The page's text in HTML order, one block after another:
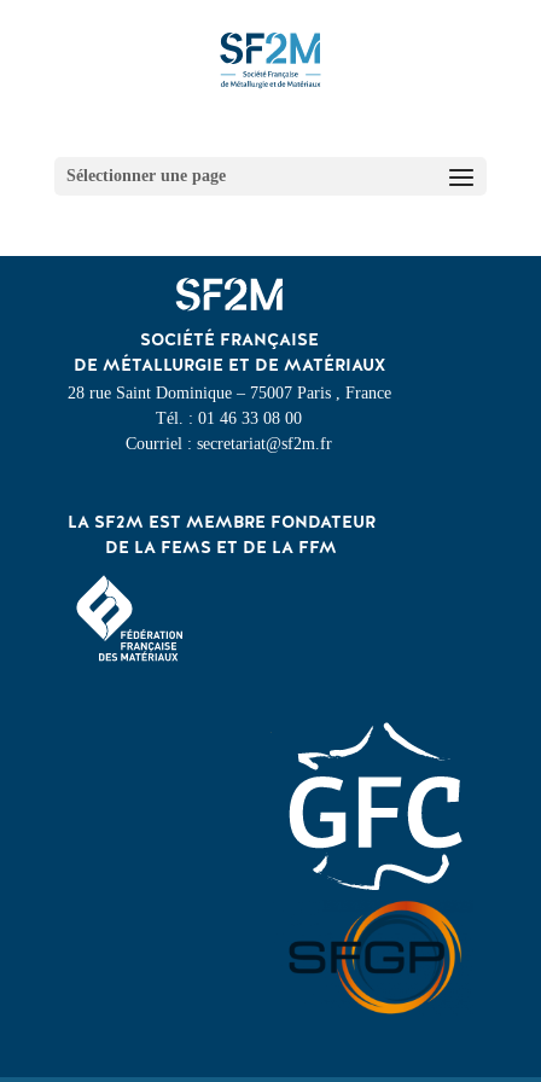
Sélectionner une page
SOCIÉTÉ FRANÇAISE
DE MÉTALLURGIE ET DE MATÉRIAUX
28 rue Saint Dominique – 75007 Paris , France
Tél. : 01 46 33 08 00
Courriel : secretariat@sf2m.fr
LA SF2M EST MEMBRE FONDATEUR
DE LA FEMS ET DE LA FFM